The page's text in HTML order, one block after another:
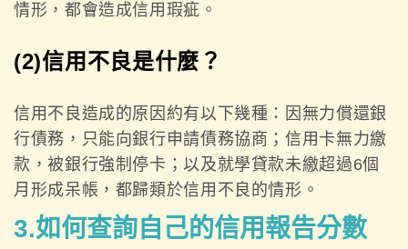
情形，都會造成信用瑕疵。
(2)信用不良是什麼？
信用不良造成的原因約有以下幾種：因無力償還銀
行債務，只能向銀行申請債務協商；信用卡無力繳
款，被銀行強制停卡；以及就學貸款未繳超過6個
月形成呆帳，都歸類於信用不良的情形。
3.如何查詢自己的信用報告分數